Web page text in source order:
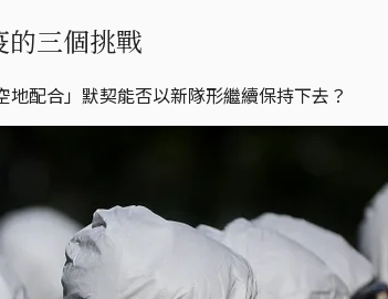
三個挑戰
配合」默契能否以新隊形繼續保持下去？